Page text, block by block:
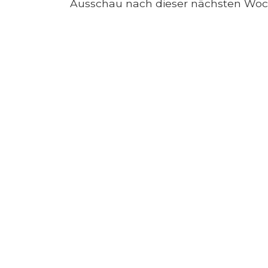
Ausschau nach dieser nächsten